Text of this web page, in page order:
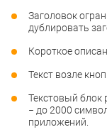
Заголовок
дублировать
Короткое
Текст возле
Текстовый блок
− до 2000
приложений.